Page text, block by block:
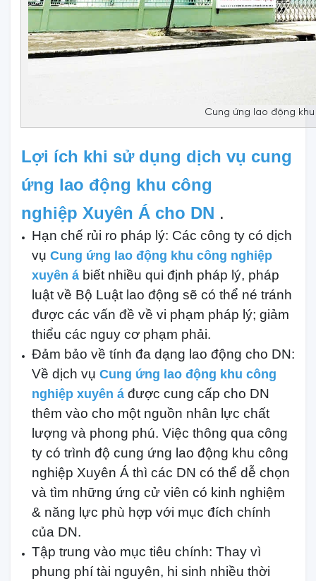
Cung ứng lao động
Lợi ích khi sử dụng dịch vụ cung
ứng lao động khu công
nghiệp Xuyên Á cho DN .
Hạn chế rủi ro pháp lý: Các công ty có dịch
vụ Cung ứng lao động khu công nghiệp
xuyên á biết nhiều qui định pháp lý, pháp
luật về Bộ Luật lao động sẽ có thể né tránh
được các vấn đề về vi phạm pháp lý; giảm
thiểu các nguy cơ phạm phải.
Đảm bảo về tính đa dạng lao động cho DN:
Về dịch vụ Cung ứng lao động khu công
nghiệp xuyên á được cung cấp cho DN
thêm vào cho một nguồn nhân lực chất
lượng và phong phú. Việc thông qua công
ty có trình độ cung ứng lao động khu công
nghiệp Xuyên Á thì các DN có thể dễ chọn
và tìm những ứng cử viên có kinh nghiệm
& năng lực phù hợp với mục đích chính
của DN.
Tập trung vào mục tiêu chính: Thay vì
phung phí tài nguyên, hi sinh nhiều thời